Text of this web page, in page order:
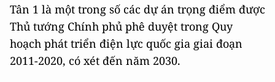
Tân 1 là một trong số các dự án trọng điểm được
Thủ tướng Chính phủ phê duyệt trong Quy
hoạch phát triển điện lực quốc gia giai đoạn
2011-2020, có xét đến năm 2030.